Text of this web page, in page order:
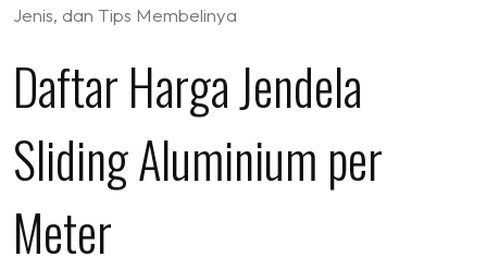
Jenis, dan Tips Membelinya
Daftar Harga Jendela
Sliding Aluminium per
Meter